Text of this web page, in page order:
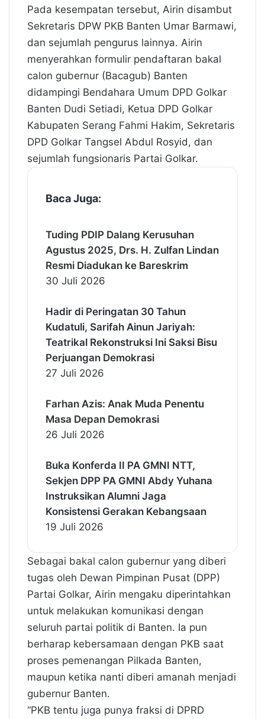
Pada kesempatan tersebut, Airin disambut
Sekretaris DPW PKB Banten Umar Barmawi,
dan sejumlah pengurus lainnya. Airin
menyerahkan formulir pendaftaran bakal
calon gubernur (Bacagub) Banten
didampingi Bendahara Umum DPD Golkar
Banten Dudi Setiadi, Ketua DPD Golkar
Kabupaten Serang Fahmi Hakim, Sekretaris
DPD Golkar Tangsel Abdul Rosyid, dan
sejumlah fungsionaris Partai Golkar.
Baca Juga:
Tuding PDIP Dalang Kerusuhan
Agustus 2025, Drs. H. Zulfan Lindan
Resmi Diadukan ke Bareskrim
30 Juli 2026
Hadir di Peringatan 30 Tahun
Kudatuli, Sarifah Ainun Jariyah:
Teatrikal Rekonstruksi Ini Saksi Bisu
Perjuangan Demokrasi
27 Juli 2026
Farhan Azis: Anak Muda Penentu
Masa Depan Demokrasi
26 Juli 2026
Buka Konferda II PA GMNI NTT,
Sekjen DPP PA GMNI Abdy Yuhana
Instruksikan Alumni Jaga
Konsistensi Gerakan Kebangsaan
19 Juli 2026
Sebagai bakal calon gubernur yang diberi
tugas oleh Dewan Pimpinan Pusat (DPP)
Partai Golkar, Airin mengaku diperintahkan
untuk melakukan komunikasi dengan
seluruh partai politik di Banten. Ia pun
berharap kebersamaan dengan PKB saat
proses pemenangan Pilkada Banten,
maupun ketika nanti diberi amanah menjadi
gubernur Banten.
“PKB tentu juga punya fraksi di DPRD